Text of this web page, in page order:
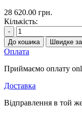
28 620.00 грн.
Кількість:
-
До кошика
Швидке
Оплата
Приймаємо оплату
Доставка
Відправлення в той